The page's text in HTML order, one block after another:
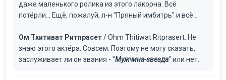
даже маленького ролика из этого лакорна. Всё
потёрли... Ещё, пожалуй, л-н "Пряный имбитрь" и всё...
Ом Тхитиват Ритпрасет/ Ohm Thitiwat Ritprasert. Не
знаю этого актёра. Совсем. Поэтому не могу сказать,
заслуживает ли он звания - "Мужчина-звезда" или нет.